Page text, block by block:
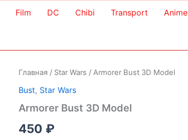
Film DC Chibi Transport Anime
Главная / Star Wars / Armorer Bust 3D Model
Bust, Star Wars
Armorer Bust 3D Model
450 ₽